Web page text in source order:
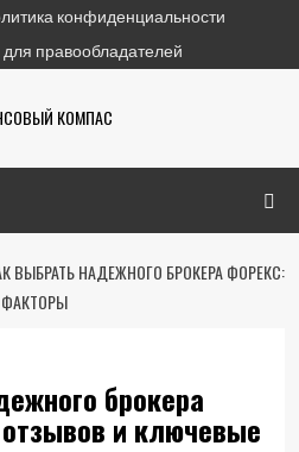
конфиденциальности
правообладателей
КОМПАС
ВЫБРАТЬ НАДЕЖНОГО БРОКЕРА ФОРЕКС:
брокера
и ключевые